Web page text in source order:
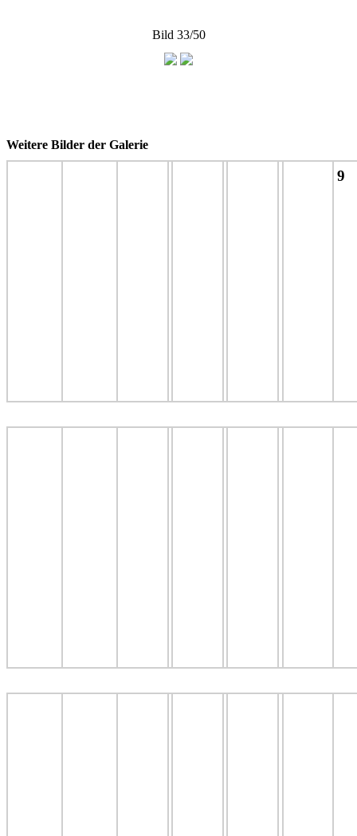
Bild 33/50
Weitere Bilder der Galerie
9